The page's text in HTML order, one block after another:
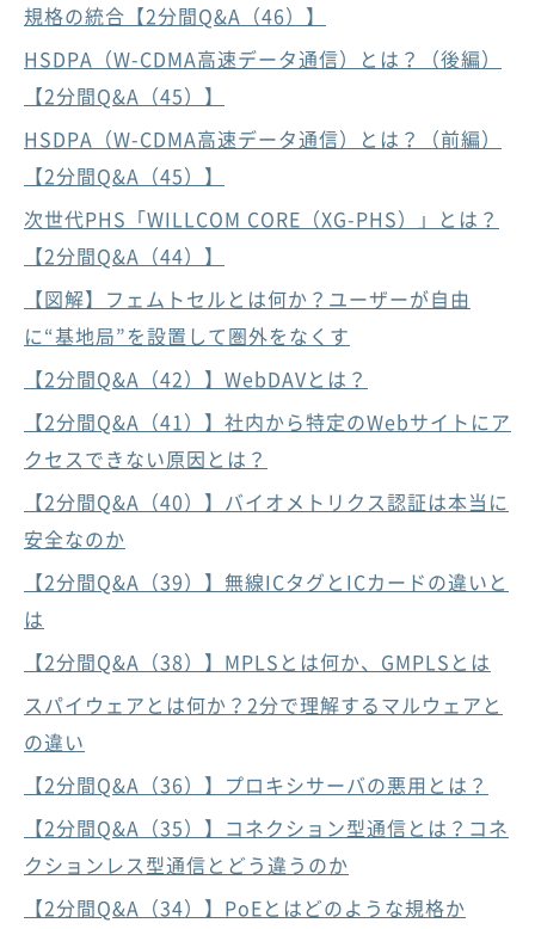
規格の統合【2分間Q&A（46）】
HSDPA（W-CDMA高速データ通信）とは？（後編）
【2分間Q&A（45）】
HSDPA（W-CDMA高速データ通信）とは？（前編）
【2分間Q&A（45）】
次世代PHS「WILLCOM CORE（XG-PHS）」とは？
【2分間Q&A（44）】
【図解】フェムトセルとは何か？ユーザーが自由
に“基地局”を設置して圏外をなくす
【2分間Q&A（42）】WebDAVとは？
【2分間Q&A（41）】社内から特定のWebサイトにア
クセスできない原因とは？
【2分間Q&A（40）】バイオメトリクス認証は本当に
安全なのか
【2分間Q&A（39）】無線ICタグとICカードの違いと
は
【2分間Q&A（38）】MPLSとは何か、GMPLSとは
スパイウェアとは何か？2分で理解するマルウェアと
の違い
【2分間Q&A（36）】プロキシサーバの悪用とは？
【2分間Q&A（35）】コネクション型通信とは？コネ
クションレス型通信とどう違うのか
【2分間Q&A（34）】PoEとはどのような規格か